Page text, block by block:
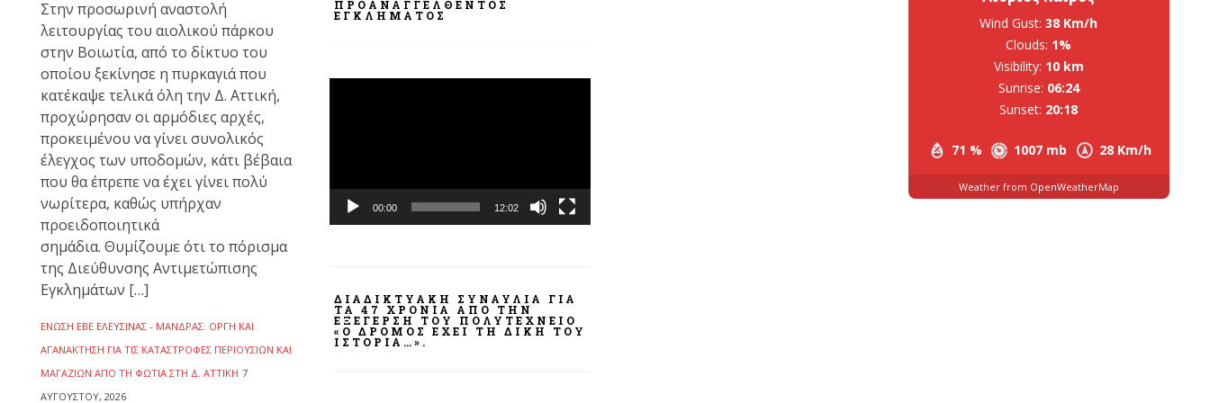
Στην προσωρινή αναστολή
λειτουργίας του αιολικού πάρκου
στην Βοιωτία, από το δίκτυο του
οποίου ξεκίνησε η πυρκαγιά που
κατέκαψε τελικά όλη την Δ. Αττική,
προχώρησαν οι αρμόδιες αρχές,
προκειμένου να γίνει συνολικός
έλεγχος των υποδομών, κάτι βέβαια
που θα έπρεπε να έχει γίνει πολύ
νωρίτερα, καθώς υπήρχαν
προειδοποιητικά
σημάδια. Θυμίζουμε ότι το πόρισμα
της Διεύθυνσης Αντιμετώπισης
Εγκλημάτων […]
ΈΝΩΣΗ ΕΒΕ ΕΛΕΥΣΊΝΑΣ - ΜΆΝΔΡΑΣ: ΟΡΓΉ ΚΑΙ
ΑΓΑΝΆΚΤΗΣΗ ΓΙΑ ΤΙΣ ΚΑΤΑΣΤΡΟΦΈΣ ΠΕΡΙΟΥΣΙΏΝ ΚΑΙ
ΜΑΓΑΖΙΏΝ ΑΠΌ ΤΗ ΦΩΤΙΆ ΣΤΗ Δ. ΑΤΤΙΚΉ 7
ΑΥΓΟΎΣΤΟΥ, 2026
ΠΡΟΑΝΑΓΓΕΛΘΈΝΤΟΣ
ΕΓΚΛΉΜΑΤΟΣ
00:00 12:02
ΔΙΑΔΙΚΤΥΑΚΉ ΣΥΝΑΥΛΊΑ ΓΙΑ
ΤΑ 47 ΧΡΌΝΙΑ ΑΠΌ ΤΗΝ
ΕΞΈΓΕΡΣΗ ΤΟΥ ΠΟΛΥΤΕΧΝΕΊΟ
«Ο ΔΡΌΜΟΣ ΈΧΕΙ ΤΗ ΔΙΚΉ ΤΟΥ
ΙΣΤΟΡΊΑ…».
71 % 1007 mb 28 Km/h
Wind Gust: 38 Km/h
Clouds: 1%
Visibility: 10 km
Sunrise: 06:24
Sunset: 20:18
Weather from OpenWeatherMap